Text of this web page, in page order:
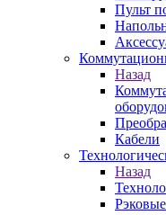
Пульт
Назад
Кабели
Назад